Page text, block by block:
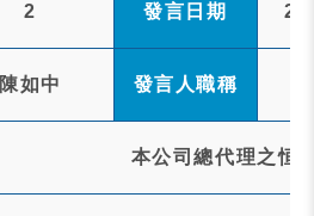
2 發言日期
陳如中 發言人職稱
本公司總代理之恒